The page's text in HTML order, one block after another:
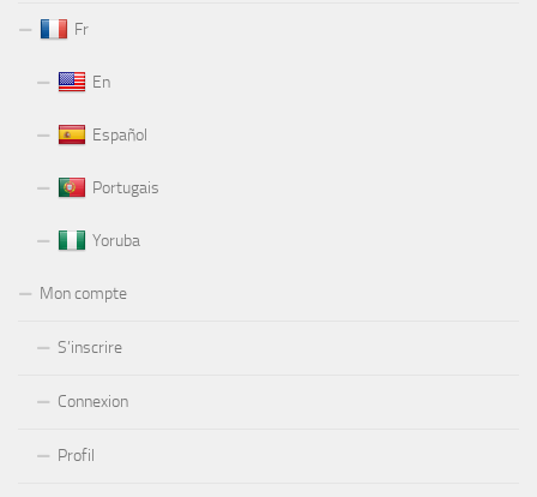
Fr
En
Español
Portugais
Yoruba
Mon compte
S’inscrire
Connexion
Profil